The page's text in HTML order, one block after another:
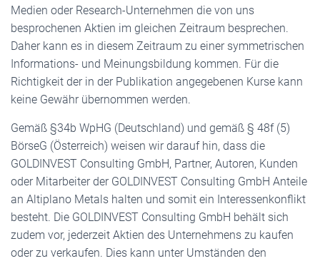
Medien oder Research-Unternehmen die von uns
besprochenen Aktien im gleichen Zeitraum besprechen.
Daher kann es in diesem Zeitraum zu einer symmetrischen
Informations- und Meinungsbildung kommen. Für die
Richtigkeit der in der Publikation angegebenen Kurse kann
keine Gewähr übernommen werden.
Gemäß §34b WpHG (Deutschland) und gemäß § 48f (5)
BörseG (Österreich) weisen wir darauf hin, dass die
GOLDINVEST Consulting GmbH, Partner, Autoren, Kunden
oder Mitarbeiter der GOLDINVEST Consulting GmbH Anteile
an Altiplano Metals halten und somit ein Interessenkonflikt
besteht. Die GOLDINVEST Consulting GmbH behält sich
zudem vor, jederzeit Aktien des Unternehmens zu kaufen
oder zu verkaufen. Dies kann unter Umständen den